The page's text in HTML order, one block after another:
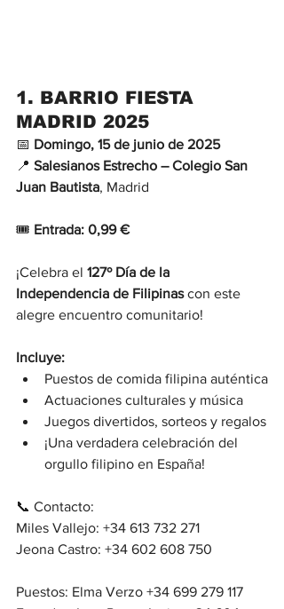
1. BARRIO FIESTA
MADRID 2025
📅 Domingo, 15 de junio de 2025
📍 Salesianos Estrecho – Colegio San
Juan Bautista, Madrid
🎟 Entrada: 0,99 €
¡Celebra el 127º Día de la
Independencia de Filipinas con este
alegre encuentro comunitario!
Incluye:
Puestos de comida filipina auténtica
Actuaciones culturales y música
Juegos divertidos, sorteos y regalos
¡Una verdadera celebración del
orgullo filipino en España!
📞 Contacto:
Miles Vallejo: +34 613 732 271
Jeona Castro: +34 602 608 750
Puestos: Elma Verzo +34 699 279 117